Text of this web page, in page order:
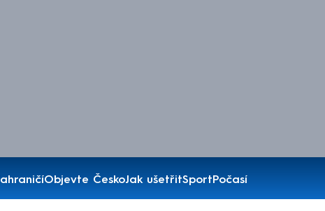
Objevte ČeskoJak ušetřitSportPočasí